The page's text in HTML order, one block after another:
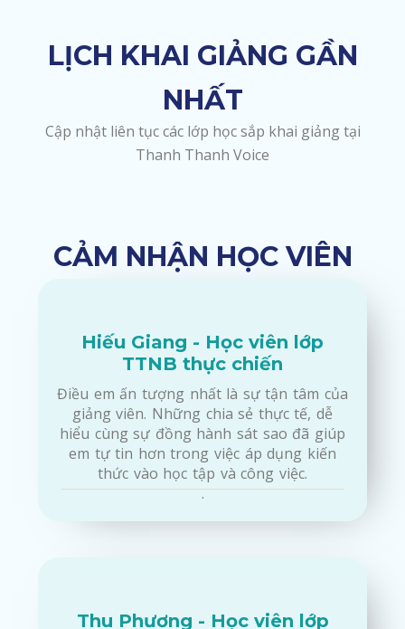
LỊCH KHAI GIẢNG GẦN
NHẤT
Cập nhật liên tục các lớp học sắp khai giảng tại
Thanh Thanh Voice
CẢM NHẬN HỌC VIÊN
Hiếu Giang - Học viên lớp
TTNB thực chiến
Điều em ấn tượng nhất là sự tận tâm của
giảng viên. Những chia sẻ thực tế, dễ
hiểu cùng sự đồng hành sát sao đã giúp
em tự tin hơn trong việc áp dụng kiến
thức vào học tập và công việc.
.
Thu Phương - Học viên lớp